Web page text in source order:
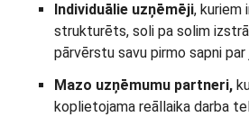
Individuālie uzņēmēji, kuriem
strukturēts, soli pa solim
pārvērstu savu pirmo sapni
Mazo uzņēmumu partneri,
koplietojama reāllaika darba